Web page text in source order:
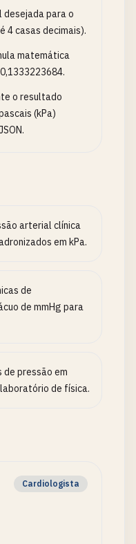
desejada para o
4 casas decimais).
matemática
o resultado
(kPa)
arterial clínica
em kPa.
de
de mmHg para
pressão em
de física.
Cardiologista